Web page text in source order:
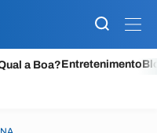
a Boa?Entretenimento